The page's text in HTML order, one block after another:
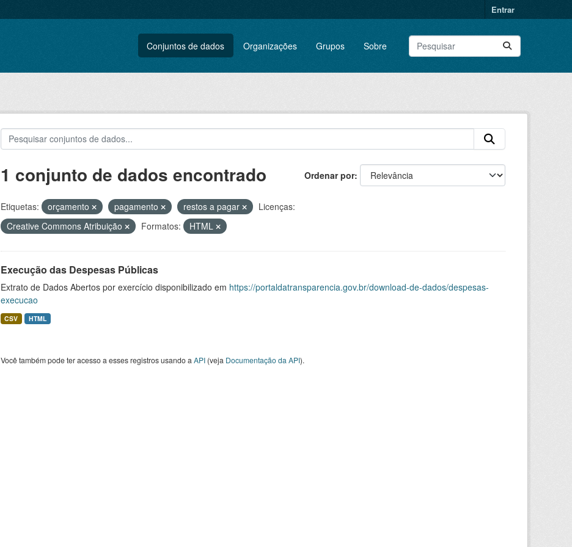
Entrar
Conjuntos de dados Organizações Grupos Sobre
Ordenar por
1 conjunto de dados encontrado
Etiquetas: orçamento pagamento restos a pagar
Licenças:
Creative Commons Atribuição
Formatos: HTML
Execução das Despesas Públicas
Extrato de Dados Abertos por exercício disponibilizado em https://portaldatransparencia.gov.br/download-de-dados/despesas-
execucao
CSV HTML
Você também pode ter acesso a esses registros usando a API(veja Documentação da API).